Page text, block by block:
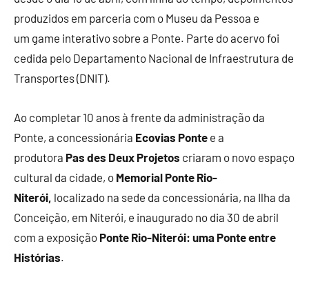
produzidos em parceria com o Museu da Pessoa e
um game interativo sobre a Ponte. Parte do acervo foi
cedida pelo Departamento Nacional de Infraestrutura de
Transportes (DNIT).
Ao completar 10 anos à frente da administração da
Ponte, a concessionária Ecovias Ponte e a
produtora Pas des Deux Projetos criaram o novo espaço
cultural da cidade, o Memorial Ponte Rio-
Niterói, localizado na sede da concessionária, na Ilha da
Conceição, em Niterói, e inaugurado no dia 30 de abril
com a exposição Ponte Rio-Niterói: uma Ponte entre
Histórias.